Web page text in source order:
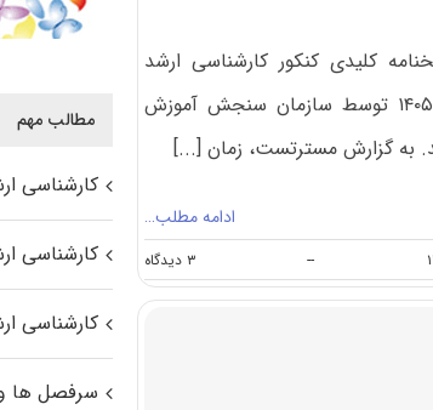
کلیدی کنکور کارشناسی ارشد
زبان انگلیسی ۱۴۰۵ توسط سازمان سنجش آموزش
به گزارش مسترتست، زمان [...]
ادامه مطلب…
-- ۳ دیدگاه
on
سوالات
و
پاسخنامه
مطالب مهم
کارشناسی
کارشناسی
کارشناسی
سرفصل ها